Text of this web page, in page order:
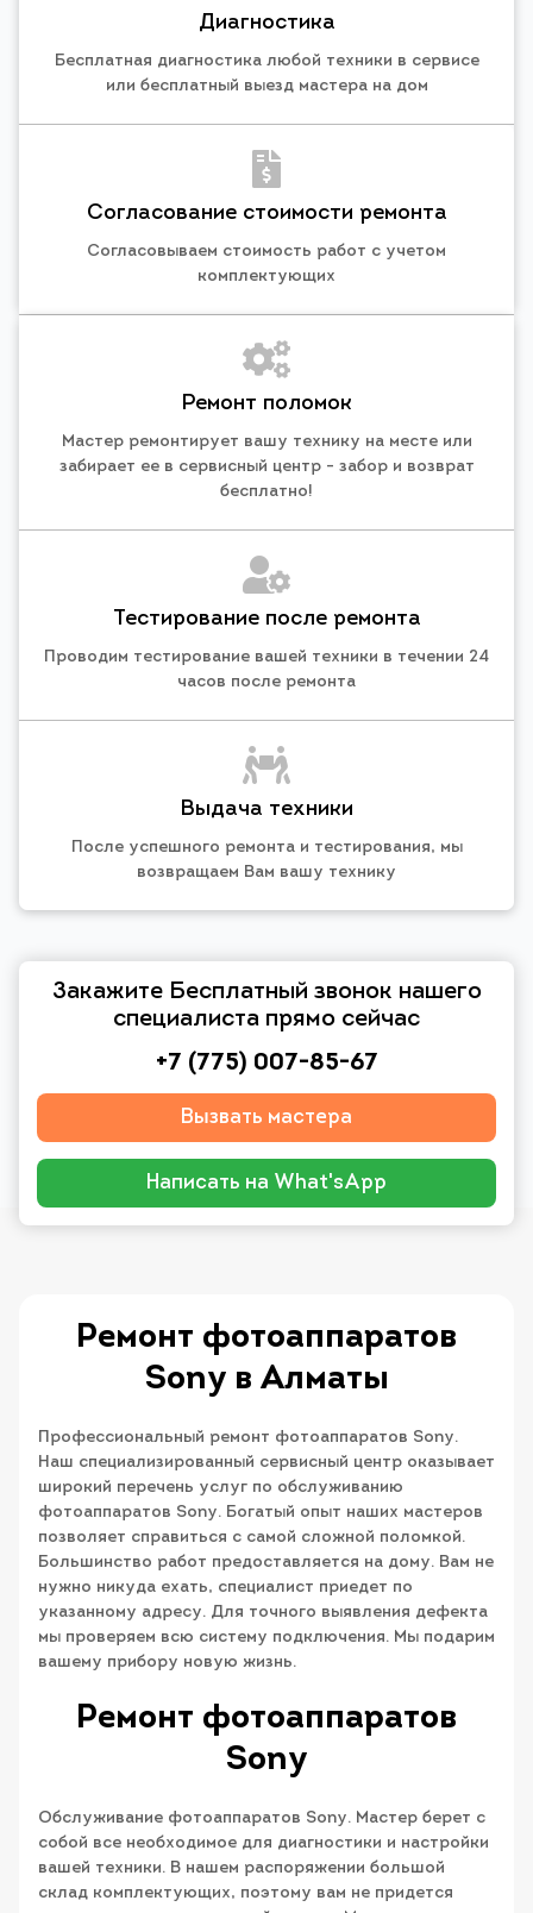
Диагностика
Бесплатная диагностика любой техники в сервисе
или бесплатный выезд мастера на дом
Согласование стоимости ремонта
Согласовываем стоимость работ с учетом
комплектующих
Ремонт поломок
Мастер ремонтирует вашу технику на месте или
забирает ее в сервисный центр - забор и возврат
бесплатно!
Тестирование после ремонта
Проводим тестирование вашей техники в течении 24
часов после ремонта
Выдача техники
После успешного ремонта и тестирования, мы
возвращаем Вам вашу технику
Закажите Бесплатный звонок нашего
специалиста прямо сейчас
+7 (775) 007-85-67
Вызвать мастера
Написать на What'sApp
Ремонт фотоаппаратов
Sony в Алматы
Профессиональный ремонт фотоаппаратов Sony.
Наш специализированный сервисный центр оказывает
широкий перечень услуг по обслуживанию
фотоаппаратов Sony. Богатый опыт наших мастеров
позволяет справиться с самой сложной поломкой.
Большинство работ предоставляется на дому. Вам не
нужно никуда ехать, специалист приедет по
указанному адресу. Для точного выявления дефекта
мы проверяем всю систему подключения. Мы подарим
вашему прибору новую жизнь.
Ремонт фотоаппаратов
Sony
Обслуживание фотоаппаратов Sony. Мастер берет с
собой все необходимое для диагностики и настройки
вашей техники. В нашем распоряжении большой
склад комплектующих, поэтому вам не придется